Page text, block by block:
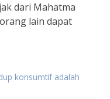
dari Mahatma
lain dapat
konsumtif adalah